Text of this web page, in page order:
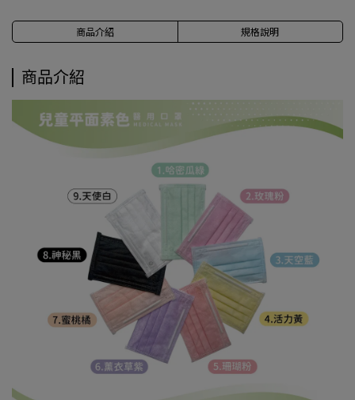
商品介紹 規格說明
商品介紹